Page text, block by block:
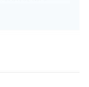
ça, le